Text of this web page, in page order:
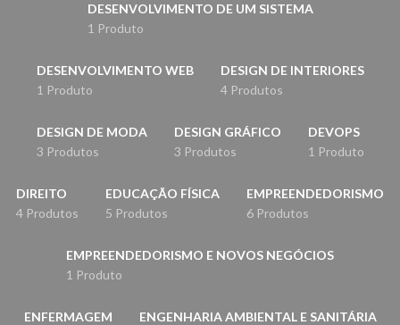
DESENVOLVIMENTO DE UM SISTEMA
1 Produto
DESENVOLVIMENTO WEB
1 Produto
DESIGN DE INTERIORES
4 Produtos
DESIGN DE MODA
3 Produtos
DESIGN GRÁFICO
3 Produtos
DEVOPS
1 Produto
DIREITO
4 Produtos
EDUCAÇÃO FÍSICA
5 Produtos
EMPREENDEDORISMO
6 Produtos
EMPREENDEDORISMO E NOVOS NEGÓCIOS
1 Produto
ENFERMAGEM
ENGENHARIA AMBIENTAL E SANITÁRIA